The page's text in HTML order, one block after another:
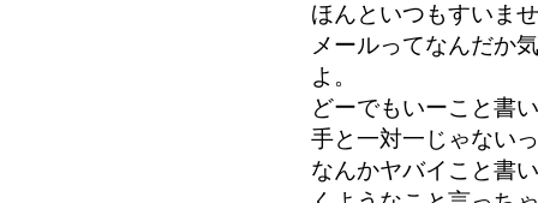
ほんといつもすいま
メールってなんだか
よ。
どーでもいーこと書
手と一対一じゃない
なんかヤバイこと書